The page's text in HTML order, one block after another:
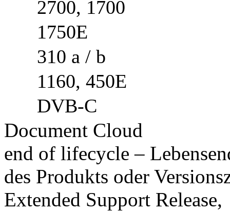
2700, 1700
1750E
310 a / b
1160, 450E
DVB-C
Document Cloud
end of lifecycle –
des Produkts oder
Extended Support Release,